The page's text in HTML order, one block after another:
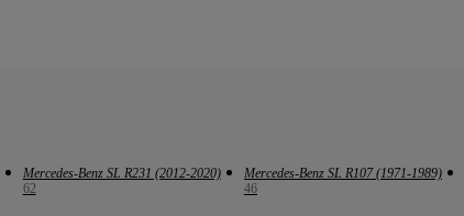
Mercedes-Benz SL R231 (2012-2020)
62
Mercedes-Benz SL R107 (1971-1989)
46